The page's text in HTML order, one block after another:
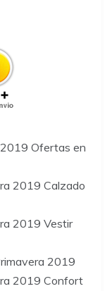
Ofertas en
2019 Calzado
2019 Vestir
2019
2019 Confort